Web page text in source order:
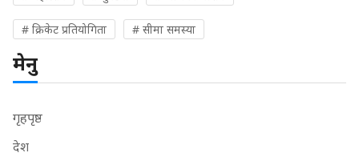
# क्रिकेट प्रतियोगिता # सीमा समस्या
मेनु
गृहपृष्ठ
देश